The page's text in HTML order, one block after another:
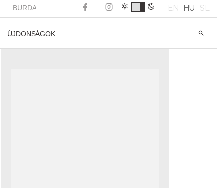
BURDA EN HU SL
ÚJDONSÁGOK